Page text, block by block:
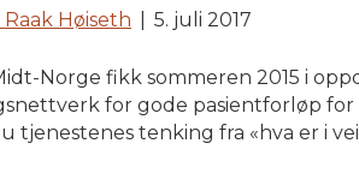
Høiseth 5. juli 2017
Norge fikk sommeren 2015 i
for gode pasientforløp
tjenestenes tenking fra «hva er i